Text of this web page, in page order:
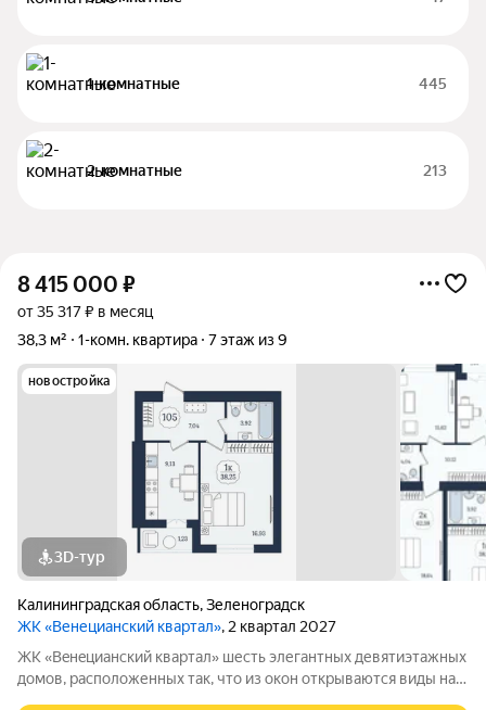
1-комнатные 445
2-комнатные 213
8 415 000 ₽
от 35 317 ₽ в месяц
38,3 м²
1-комн. квартира 7 этаж из 9
новостройка
3D-тур
Калининградская область,Зеленоградск
ЖК «Венецианский квартал», 2 квартал 2027
ЖК «Вeнeцианcкий квартал» шесть элегантных девятиэтажных
домов, расположенных так, что из окон открываются виды на